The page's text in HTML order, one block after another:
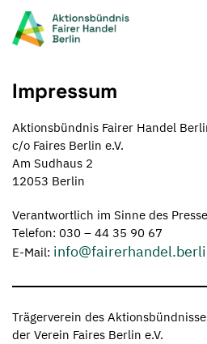
Zum
springen
Impressum
Aktionsbündnis Fairer Handel
c/o Faires Berlin e.V.
Am Sudhaus 2
12053 Berlin
Verantwortlich im Sinne des
Telefon: 030 – 44 35 90 67
E-Mail:
Trägerverein des
der Verein Faires Berlin e.V.